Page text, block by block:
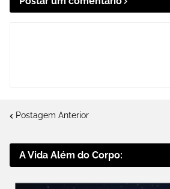
Postagem Anterior
A Vida Além do Corpo: